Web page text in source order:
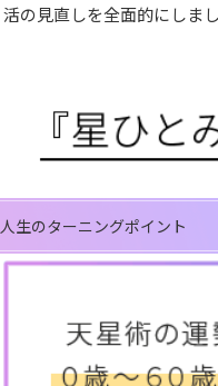
活の見直しを全面的にしま
人生のターニングポイント